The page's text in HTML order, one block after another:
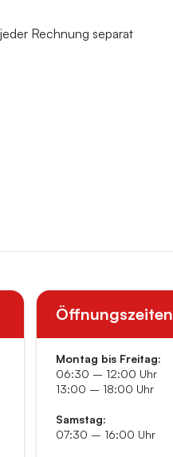
Rechnung separat
Öffnungszeiten
Montag bis Freitag:
06:30 – 12:00 Uhr
13:00 – 18:00 Uhr
Samstag:
07:30 – 16:00 Uhr